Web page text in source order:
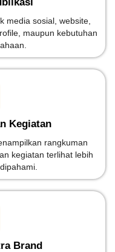
media sosial, website,
maupun kebutuhan
Kegiatan
rangkuman
kegiatan terlihat lebih
Brand